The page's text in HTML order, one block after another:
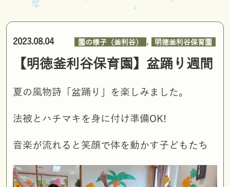
2023.08.04 園の様子（釜利谷） , 明徳釜利谷保育園
【明徳釜利谷保育園】盆踊り週間
夏の風物詩「盆踊り」を楽しみました。
法被とハチマキを身に付け準備OK!
音楽が流れると笑顔で体を動かす子どもたち